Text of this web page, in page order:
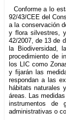
Conforme a lo
92/43/CEE del
a la conservación
y flora silvestres,
42/2007, de 13 de
la Biodiversidad,
procedimiento de
los LIC como
y fijarán las
respondan a las
hábitats naturales
áreas. Las
instrumentos de
administrativas o